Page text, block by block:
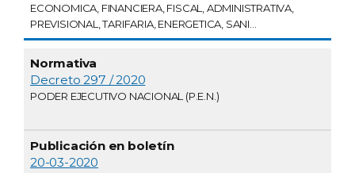
ECONOMICA, FINANCIERA, FISCAL, ADMINISTRATIVA,
PREVISIONAL, TARIFARIA, ENERGETICA, SANI...
Decreto 297 / 2020
PODER EJECUTIVO NACIONAL (P.E.N.)
20-03-2020